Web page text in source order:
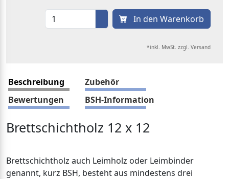
In den Warenkorb
*inkl. MwSt. zzgl. Versand
Beschreibung
Zubehör
Bewertungen
BSH-Information
Brettschichtholz 12 x 12
Brettschichtholz auch Leimholz oder Leimbinder
genannt, kurz BSH, besteht aus mindestens drei